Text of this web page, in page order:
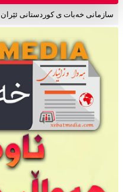
سازمانی خەبات ی کوردستانی ئێران